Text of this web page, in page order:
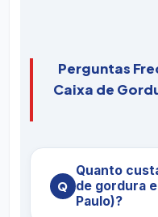
Perguntas
Caixa de
Quanto
de gordura
Paulo)?